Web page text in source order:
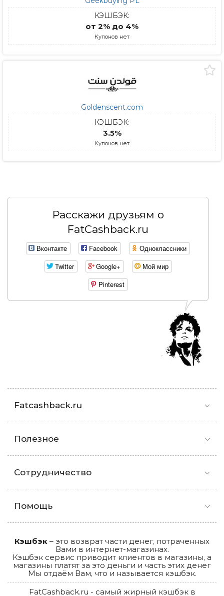
КЭШБЭК:
от 2% до 4%
Купонов нет
Goldenscent.com
КЭШБЭК:
3.5%
Купонов нет
Расскажи друзьям о
FatCashback.ru
Вконтакте Facebook
Одноклассники
Twitter
Google+
Мой мир
Pinterest
Fatcashback.ru
Полезное
Сотрудничество
Помощь
Кэшбэк – это возврат части денег, потраченных
Вами в интернет-магазинах.
Кэшбэк сервис приводит клиентов в магазины, а
магазины платят за это деньги и часть этих денег
Мы отдаём Вам, что и называется кэшбэк.
FatCashback.ru - самый жирный кэшбэк в